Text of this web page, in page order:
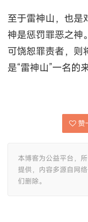
至于雷神山，也是
神是惩罚罪恶之神
可饶恕罪责者，则
是“雷神山”一名的
赞
本博客为公益平台，
提供，内容多源自网
们删除。